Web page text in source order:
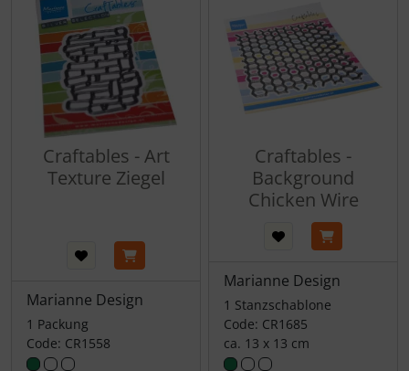
Craftables - Art
Texture Ziegel
Marianne Design
1 Packung
Code: CR1558
Craftables -
Background
Chicken Wire
Marianne Design
1 Stanzschablone
Code: CR1685
ca. 13 x 13 cm